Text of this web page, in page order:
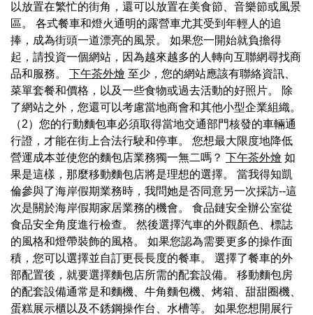
以放置在繁忙的街角，還可以放置在美食節、音樂節或風景
區。 各式餐車和燈火通明的露營車尤其受到年輕人的追
捧，成為街頭一道漂亮的風景。 如果您一開始就負擔得
起，請投資一個網站，因為越來越多的人轉向互聯網尋找商
品和服務。 下午茶外燴 至少，您的網站應該有聯絡資訊、
菜單套餐和價格，以及一些食物或過去活動的好照片。 除
了網站之外，您還可以考慮當地商會和其他小型企業組織。
（2）您的行動麵包車必須取得當地交通部門核發的車輛通
行證，才能在街上合法行駛和停車。 您想最大限度地降低
營運成本並使您的麵包店業務獨一無二嗎？ 下午茶外燴 如
果是這樣，那麼移動麵包店將是理想的選擇。 當我得知凱
倫參與了海岸假期業務時，我問她是否同意另一次採訪--這
次是關於海岸假期家居業務的機會。 食品鏈安全辦公室從
食品安全角度進行檢查。 然後選擇汽車的外觀顏色、標誌
的風格和燈帶裝飾的風格。 如果您認為需要更多的操作面
積，您可以選擇並自訂更長長度的餐車。 選擇了餐車的外
部配置後，就要選擇麵包店所需的配套設備。 移動麵包房
的配套設備通常是和麵機、牛角麵包機、烤箱、甜甜圈機、
蛋糕展示櫃以及不銹鋼操作台、水槽等。 如果您想開展行